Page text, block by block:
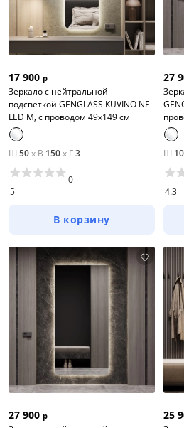
17 900 р
Зеркало с нейтральной
подсветкой GENGLASS KUVINO NF
LED M, с проводом 49х149 см
Ш 50x В 150x Г3
5
0
В корзину
27
Ш
4.3
27 900 р 25